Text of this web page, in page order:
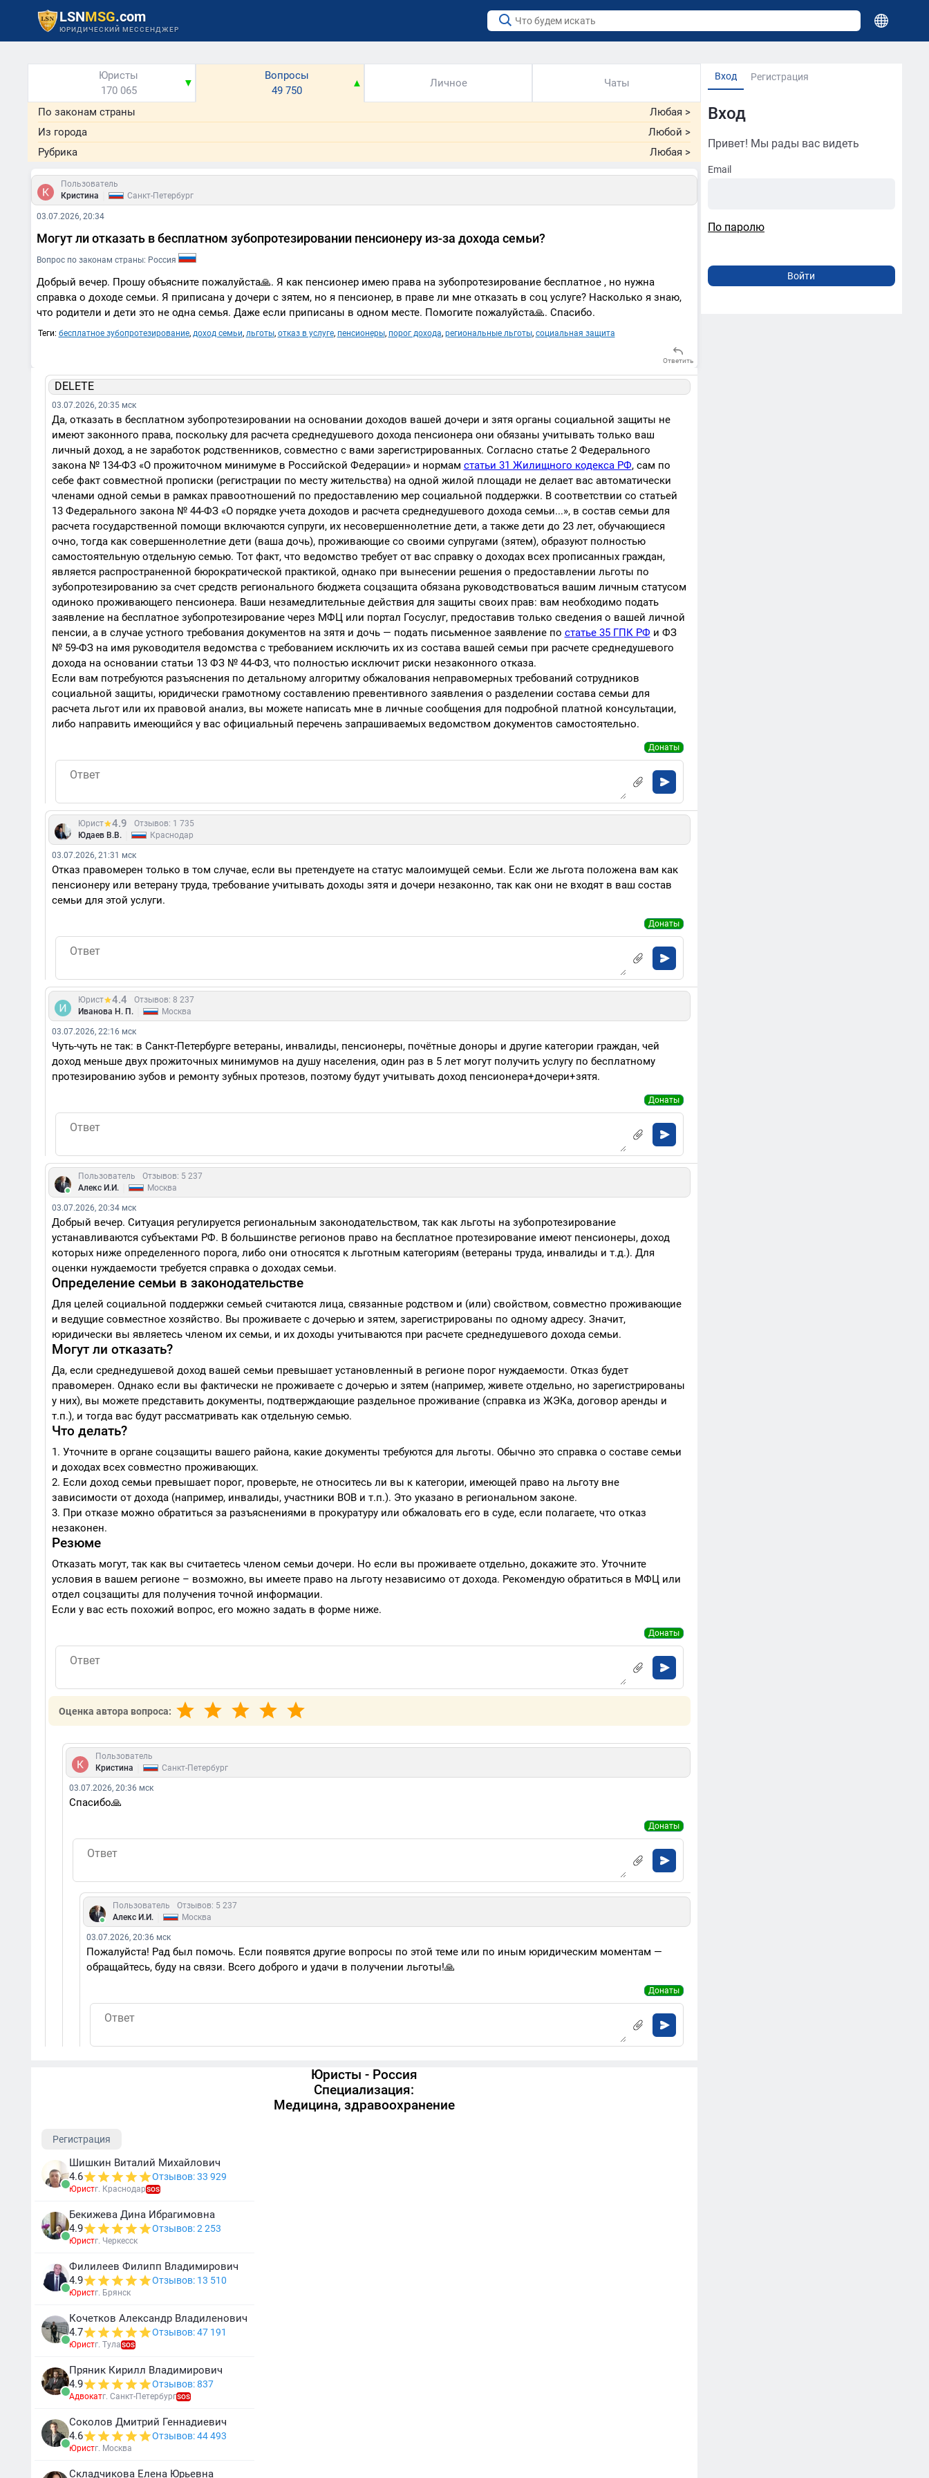
LSNMSG.com
ЮРИДИЧЕСКИЙ МЕССЕНДЖЕР
Вход Регистрация
Вход
Привет! Мы рады вас видеть
Email
По паролю
Юристы
170 065
▼
Вопросы
49 750
▲ Личное Чаты
По законам страны Любая >
Из города
Любой >
Рубрика
Любая >
Пользователь
Кристина
Санкт-Петербург
03.07.2026, 20:34
Могут ли отказать в бесплатном зубопротезировании пенсионеру из-за дохода семьи?
Вопрос по законам страны: Россия
Добрый вечер. Прошу объясните пожалуйста🙏. Я как пенсионер имею права на зубопротезирование бесплатное , но нужна
справка о доходе семьи. Я приписана у дочери с зятем, но я пенсионер, в праве ли мне отказать в соц услуге? Насколько я знаю,
что родители и дети это не одна семья. Даже если приписаны в одном месте. Помогите пожалуйста🙏. Спасибо.
Теги: бесплатное зубопротезирование, доход семьи, льготы, отказ в услуге, пенсионеры, порог дохода, региональные льготы, социальная защита
Ответить
DELETE
03.07.2026, 20:35 мск
Да, отказать в бесплатном зубопротезировании на основании доходов вашей дочери и зятя органы социальной защиты не
имеют законного права, поскольку для расчета среднедушевого дохода пенсионера они обязаны учитывать только ваш
личный доход, а не заработок родственников, совместно с вами зарегистрированных. Согласно статье 2 Федерального
закона № 134-ФЗ «О прожиточном минимуме в Российской Федерации» и нормам статьи 31 Жилищного кодекса РФ, сам по
себе факт совместной прописки (регистрации по месту жительства) на одной жилой площади не делает вас автоматически
членами одной семьи в рамках правоотношений по предоставлению мер социальной поддержки. В соответствии со статьей
13 Федерального закона № 44-ФЗ «О порядке учета доходов и расчета среднедушевого дохода семьи...», в состав семьи для
расчета государственной помощи включаются супруги, их несовершеннолетние дети, а также дети до 23 лет, обучающиеся
очно, тогда как совершеннолетние дети (ваша дочь), проживающие со своими супругами (зятем), образуют полностью
самостоятельную отдельную семью. Тот факт, что ведомство требует от вас справку о доходах всех прописанных граждан,
является распространенной бюрократической практикой, однако при вынесении решения о предоставлении льготы по
зубопротезированию за счет средств регионального бюджета соцзащита обязана руководствоваться вашим личным статусом
одиноко проживающего пенсионера. Ваши незамедлительные действия для защиты своих прав: вам необходимо подать
заявление на бесплатное зубопротезирование через МФЦ или портал Госуслуг, предоставив только сведения о вашей личной
пенсии, а в случае устного требования документов на зятя и дочь — подать письменное заявление по статье 35 ГПК РФ и ФЗ
№ 59-ФЗ на имя руководителя ведомства с требованием исключить их из состава вашей семьи при расчете среднедушевого
дохода на основании статьи 13 ФЗ № 44-ФЗ, что полностью исключит риски незаконного отказа.
Если вам потребуются разъяснения по детальному алгоритму обжалования неправомерных требований сотрудников
социальной защиты, юридически грамотному составлению превентивного заявления о разделении состава семьи для
расчета льгот или их правовой анализ, вы можете написать мне в личные сообщения для подробной платной консультации,
либо направить имеющийся у вас официальный перечень запрашиваемых ведомством документов самостоятельно.
Донаты
Юрист 4.9
Отзывов: 1 735
Юдаев В.В.
Краснодар
03.07.2026, 21:31 мск
Отказ правомерен только в том случае, если вы претендуете на статус малоимущей семьи. Если же льгота положена вам как
пенсионеру или ветерану труда, требование учитывать доходы зятя и дочери незаконно, так как они не входят в ваш состав
семьи для этой услуги.
Донаты
Юрист 4.4
Отзывов: 8 237
Иванова Н. П.
Москва
03.07.2026, 22:16 мск
Чуть-чуть не так: в Санкт-Петербурге ветераны, инвалиды, пенсионеры, почётные доноры и другие категории граждан, чей
доход меньше двух прожиточных минимумов на душу населения, один раз в 5 лет могут получить услугу по бесплатному
протезированию зубов и ремонту зубных протезов, поэтому будут учитывать доход пенсионера+дочери+зятя.
Донаты
Пользователь
Отзывов: 5 237
Алекс И.И.
Москва
03.07.2026, 20:34 мск
Добрый вечер. Ситуация регулируется региональным законодательством, так как льготы на зубопротезирование
устанавливаются субъектами РФ. В большинстве регионов право на бесплатное протезирование имеют пенсионеры, доход
которых ниже определенного порога, либо они относятся к льготным категориям (ветераны труда, инвалиды и т.д.). Для
оценки нуждаемости требуется справка о доходах семьи.
Определение семьи в законодательстве
Для целей социальной поддержки семьей считаются лица, связанные родством и (или) свойством, совместно проживающие
и ведущие совместное хозяйство. Вы проживаете с дочерью и зятем, зарегистрированы по одному адресу. Значит,
юридически вы являетесь членом их семьи, и их доходы учитываются при расчете среднедушевого дохода семьи.
Могут ли отказать?
Да, если среднедушевой доход вашей семьи превышает установленный в регионе порог нуждаемости. Отказ будет
правомерен. Однако если вы фактически не проживаете с дочерью и зятем (например, живете отдельно, но зарегистрированы
у них), вы можете представить документы, подтверждающие раздельное проживание (справка из ЖЭКа, договор аренды и
т.п.), и тогда вас будут рассматривать как отдельную семью.
Что делать?
1. Уточните в органе соцзащиты вашего района, какие документы требуются для льготы. Обычно это справка о составе семьи
и доходах всех совместно проживающих.
2. Если доход семьи превышает порог, проверьте, не относитесь ли вы к категории, имеющей право на льготу вне
зависимости от дохода (например, инвалиды, участники ВОВ и т.п.). Это указано в региональном законе.
3. При отказе можно обратиться за разъяснениями в прокуратуру или обжаловать его в суде, если полагаете, что отказ
незаконен.
Резюме
Отказать могут, так как вы считаетесь членом семьи дочери. Но если вы проживаете отдельно, докажите это. Уточните
условия в вашем регионе – возможно, вы имеете право на льготу независимо от дохода. Рекомендую обратиться в МФЦ или
отдел соцзащиты для получения точной информации.
Если у вас есть похожий вопрос, его можно задать в форме ниже.
Донаты
Оценка автора вопроса:
Пользователь
Кристина
Санкт-Петербург
03.07.2026, 20:36 мск
Спасибо🙏
Донаты
Пользователь
Отзывов: 5 237
Алекс И.И.
Москва
03.07.2026, 20:36 мск
Пожалуйста! Рад был помочь. Если появятся другие вопросы по этой теме или по иным юридическим моментам —
обращайтесь, буду на связи. Всего доброго и удачи в получении льготы!🙏
Донаты
Юристы - Россия
Специализация:
Медицина, здравоохранение
Регистрация
Шишкин Виталий Михайлович
4.6
Отзывов: 33 929
Юристг. КраснодарSOS
Бекижева Дина Ибрагимовна
4.9
Отзывов: 2 253
Юристг. Черкесск
Филилеев Филипп Владимирович
4.9
Отзывов: 13 510
Юристг. Брянск
Кочетков Александр Владиленович
4.7
Отзывов: 47 191
Юристг. ТулаSOS
Пряник Кирилл Владимирович
4.9
Отзывов: 837
Адвокатг. Санкт-ПетербургSOS
Соколов Дмитрий Геннадиевич
4.6
Отзывов: 44 493
Юристг. Москва
Складчикова Елена Юрьевна